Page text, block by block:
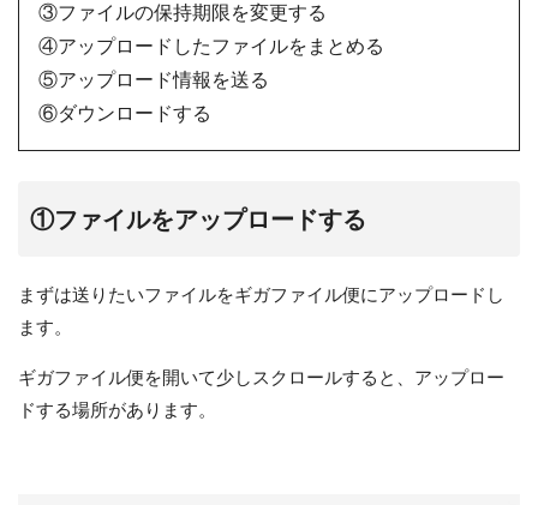
③ファイルの保持期限を変更する
④アップロードしたファイルをまとめる
⑤アップロード情報を送る
⑥ダウンロードする
①ファイルをアップロードする
まずは送りたいファイルをギガファイル便にアップロードし
ます。
ギガファイル便を開いて少しスクロールすると、アップロー
ドする場所があります。